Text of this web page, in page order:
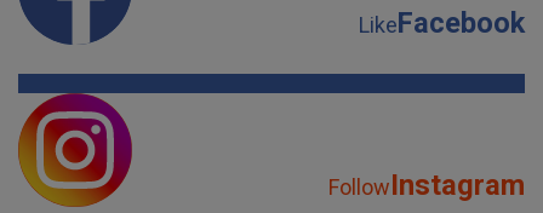
LikeFacebook
FollowInstagram